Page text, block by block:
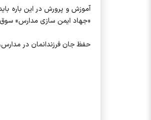
آموزش و پرورش در این باره
«جهاد ایمن سازی مدارس»
حفظ جان فرزندانمان در